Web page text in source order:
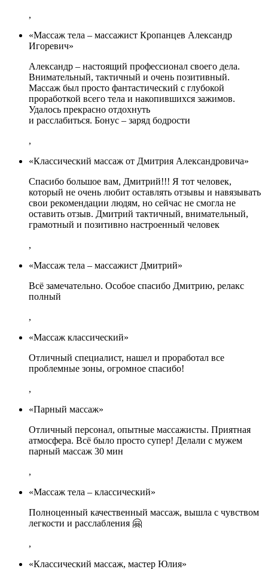
,
«Массаж тела – массажист Кропанцев Александр
Игоревич»
Александр – настоящий профессионал своего дела.
Внимательный, тактичный и очень позитивный.
Массаж был просто фантастический с глубокой
проработкой всего тела и накопившихся зажимов.
Удалось прекрасно отдохнуть
и расслабиться. Бонус – заряд бодрости
,
«Классический массаж от Дмитрия Александровича»
Спасибо большое вам, Дмитрий!!! Я тот человек,
который не очень любит оставлять отзывы и навязывать
свои рекомендации людям, но сейчас не смогла не
оставить отзыв. Дмитрий тактичный, внимательный,
грамотный и позитивно настроенный человек
,
«Массаж тела – массажист Дмитрий»
Всё замечательно. Особое спасибо Дмитрию, релакс
полный
,
«Массаж классический»
Отличный специалист, нашел и проработал все
проблемные зоны, огромное спасибо!
,
«Парный массаж»
Отличный персонал, опытные массажисты. Приятная
атмосфера. Всё было просто супер! Делали с мужем
парный массаж 30 мин
,
«Массаж тела – классический»
Полноценный качественный массаж, вышла с чувством
легкости и расслабления 🤗
,
«Классический массаж, мастер Юлия»